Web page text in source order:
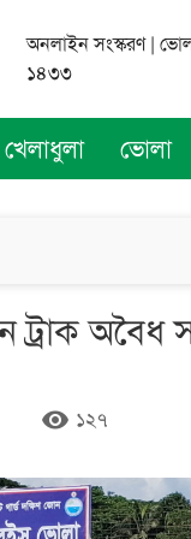
অনলাইন সংস্করণ |
১৪৩৩
খেলাধুলা ভোলা
অবৈধ
remove_red_eye ১২৭